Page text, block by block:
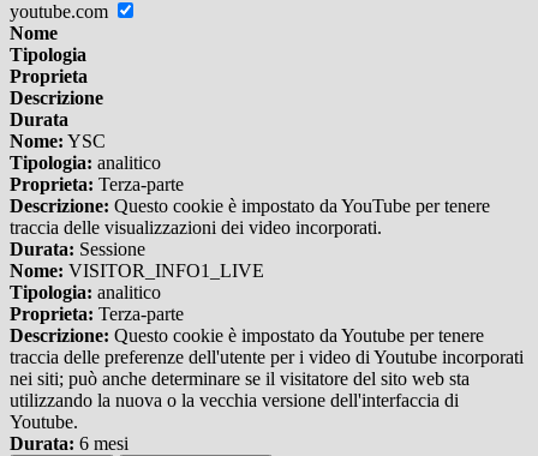
youtube.com
Nome
Tipologia
Proprieta
Descrizione
Durata
Nome: YSC
Tipologia: analitico
Proprieta: Terza-parte
Descrizione: Questo cookie è impostato da YouTube per tenere
traccia delle visualizzazioni dei video incorporati.
Durata: Sessione
Nome: VISITOR_INFO1_LIVE
Tipologia: analitico
Proprieta: Terza-parte
Descrizione: Questo cookie è impostato da Youtube per tenere
traccia delle preferenze dell'utente per i video di Youtube incorporati
nei siti; può anche determinare se il visitatore del sito web sta
utilizzando la nuova o la vecchia versione dell'interfaccia di
Youtube.
Durata: 6 mesi